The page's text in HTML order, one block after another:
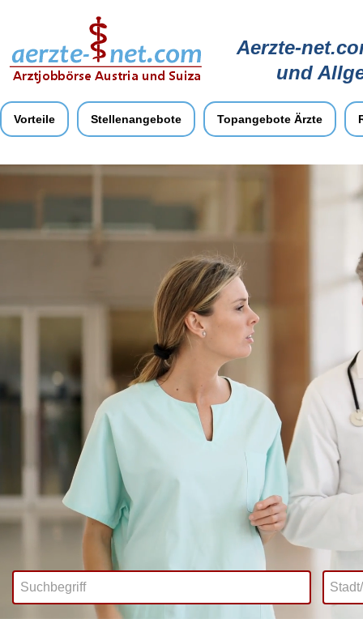
Aerzte-
und
Vorteile Stellenangebote Topangebote Ärzte